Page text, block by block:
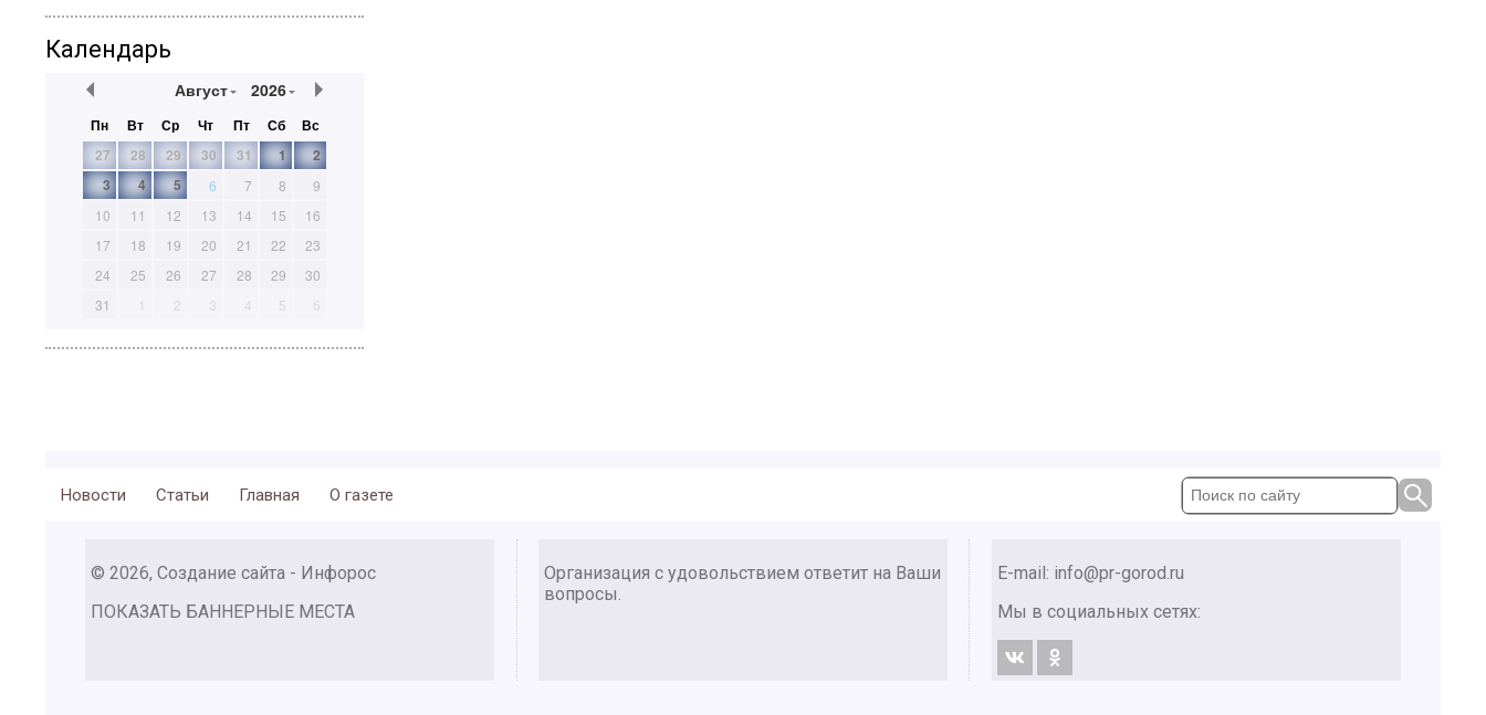
Календарь
Август 2026
Пн Вт Ср Чт Пт Сб
Вс
27
28 29 30 31 1
2
3
4 5 6 7 8
9
10
11 12 13 14 15
16
17
18 19 20 21 22
23
24
25 26 27 28 29
30
31
1 2 3 4 5 6
Новости Статьи Главная О газете
© 2026, Создание сайта - Инфорос
ПОКАЗАТЬ БАННЕРНЫЕ МЕСТА
Организация с удовольствием ответит на Ваши
вопросы.
E-mail: info@pr-gorod.ru
Мы в социальных сетях: